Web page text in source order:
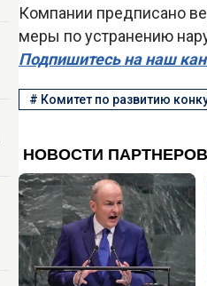
Компании предписано
меры по устранению
Подпишитесь на наш
# Комитет по развитию